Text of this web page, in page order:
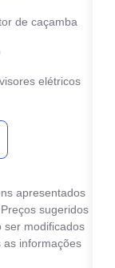
de caçamba
elétricos
de
traseiro
elétricas
elétricos
com Regulagem
apresentados
sugeridos
ser modificados
as informações